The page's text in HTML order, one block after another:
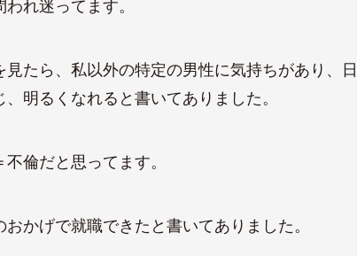
れ迷ってます。
見たら、私以外の特定の男性に気持ちがあり、
、明るくなれると書いてありました。
倫だと思ってます。
かげで就職できたと書いてありました。